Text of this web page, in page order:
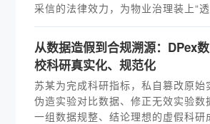
采信的法律效力，为物业治理装上“透
从数据造假到合规溯源：DPex
校科研真实化、规范化
苏某为完成科研指标，私自篡改原始
伪造实验对比数据、修正无效实验数
一组数据规整、结论理想的虚假科研